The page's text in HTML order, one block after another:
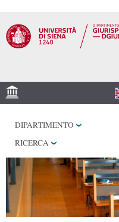
BIBLIOTECHE
SERVIZI
DIPARTIMENTO
RICERCA